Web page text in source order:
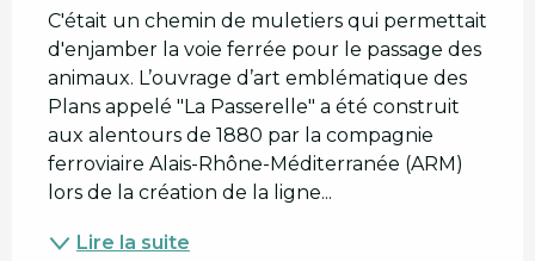
C'était un chemin de muletiers qui permettait
d'enjamber la voie ferrée pour le passage des
animaux. L’ouvrage d’art emblématique des
Plans appelé "La Passerelle" a été construit
aux alentours de 1880 par la compagnie
ferroviaire Alais-Rhône-Méditerranée (ARM)
lors de la création de la ligne...
Lire la suite